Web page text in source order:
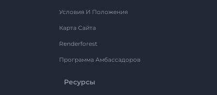
Условия И Положения
Карта Сайта
Renderforest
Программа Амбассадоров
Ресурсы